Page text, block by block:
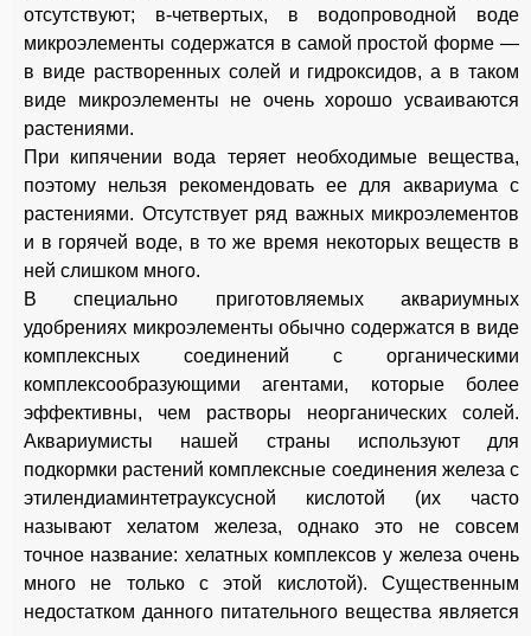
отсутствуют; в-четвертых, в водопроводной воде
микроэлементы содержатся в самой простой форме —
в виде растворенных солей и гидроксидов, а в таком
виде микроэлементы не очень хорошо усваиваются
растениями.
При кипячении вода теряет необходимые вещества,
поэтому нельзя рекомендовать ее для аквариума с
растениями. Отсутствует ряд важных микроэлементов
и в горячей воде, в то же время некоторых веществ в
ней слишком много.
В специально приготовляемых аквариумных
удобрениях микроэлементы обычно содержатся в виде
комплексных соединений с органическими
комплексообразующими агентами, которые более
эффективны, чем растворы неорганических солей.
Аквариумисты нашей страны используют для
подкормки растений комплексные соединения железа с
этилендиаминтетрауксусной кислотой (их часто
называют хелатом железа, однако это не совсем
точное название: хелатных комплексов у железа очень
много не только с этой кислотой). Существенным
недостатком данного питательного вещества является